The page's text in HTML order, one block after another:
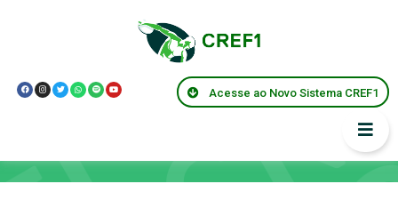
Acesse ao Novo Sistema CREF1